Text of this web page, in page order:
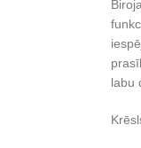
labu